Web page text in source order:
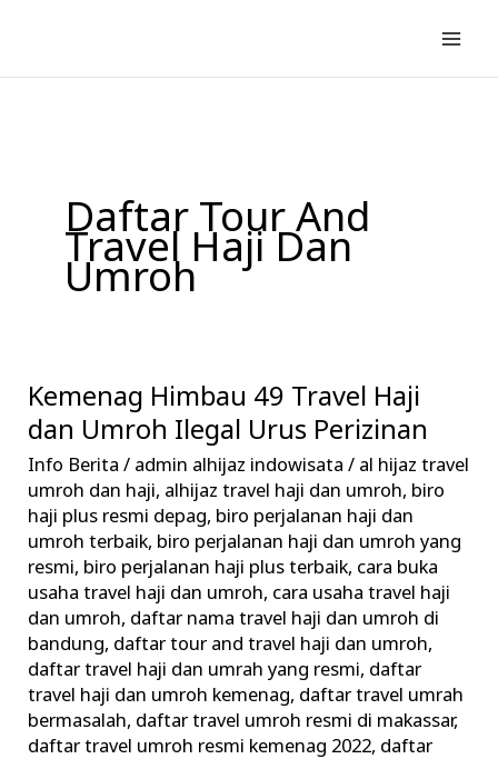
konten
Daftar Tour And
Travel Haji Dan
Umroh
Kemenag Himbau 49 Travel Haji
dan Umroh Ilegal Urus Perizinan
Info Berita / admin alhijaz indowisata/ al hijaz travel
umroh dan haji, alhijaz travel haji dan umroh, biro
haji plus resmi depag, biro perjalanan haji dan
umroh terbaik, biro perjalanan haji dan umroh yang
resmi, biro perjalanan haji plus terbaik, cara buka
usaha travel haji dan umroh, cara usaha travel haji
dan umroh, daftar nama travel haji dan umroh di
bandung, daftar tour and travel haji dan umroh,
daftar travel haji dan umrah yang resmi, daftar
travel haji dan umroh kemenag, daftar travel umrah
bermasalah, daftar travel umroh resmi di makassar,
daftar travel umroh resmi kemenag 2022, daftar
Kemenag
Himbau
49
Travel
Haji
dan
Umroh
Ilegal
Urus
Perizinan